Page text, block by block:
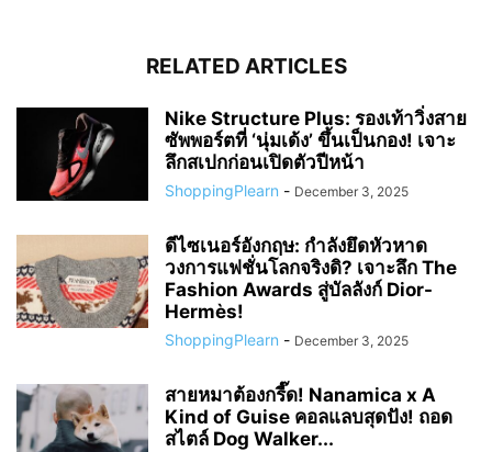
RELATED ARTICLES
Nike Structure Plus: รองเท้าวิ่งสาย
ซัพพอร์ตที่ ‘นุ่มเด้ง’ ขึ้นเป็นกอง! เจาะ
ลึกสเปกก่อนเปิดตัวปีหน้า
ShoppingPlearn - December 3, 2025
ดีไซเนอร์อังกฤษ: กำลังยึดหัวหาด
วงการแฟชั่นโลกจริงดิ? เจาะลึก The
Fashion Awards สู่บัลลังก์ Dior-
Hermès!
ShoppingPlearn - December 3, 2025
สายหมาต้องกรี๊ด! Nanamica x A
Kind of Guise คอลแลบสุดปัง! ถอด
สไตล์ Dog Walker...